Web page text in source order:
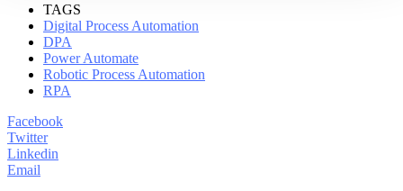
TAGS
Digital Process Automation
DPA
Power Automate
Robotic Process Automation
RPA
Facebook
Twitter
Linkedin
Email